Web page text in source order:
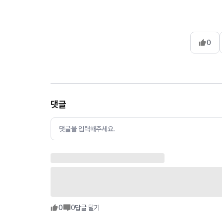
0
댓글
댓글을 입력해주세요.
0 0답글 달기